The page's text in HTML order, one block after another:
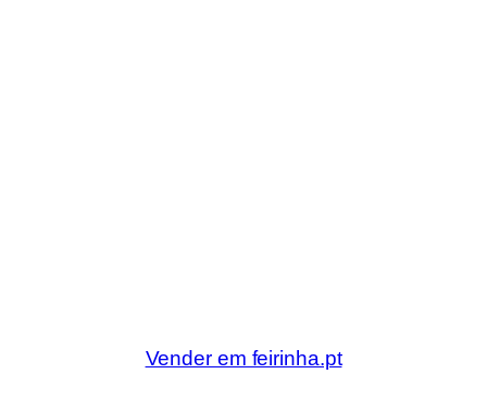
Vender em feirinha.pt